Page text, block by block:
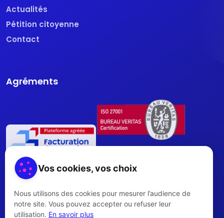
Actualités
Pétition citoyenne
Contact
Agréments
Vos cookies, vos choix
Nous utilisons des cookies pour mesurer l’audience de
notre site. Vous pouvez accepter ou refuser leur
utilisation. En savoir plus